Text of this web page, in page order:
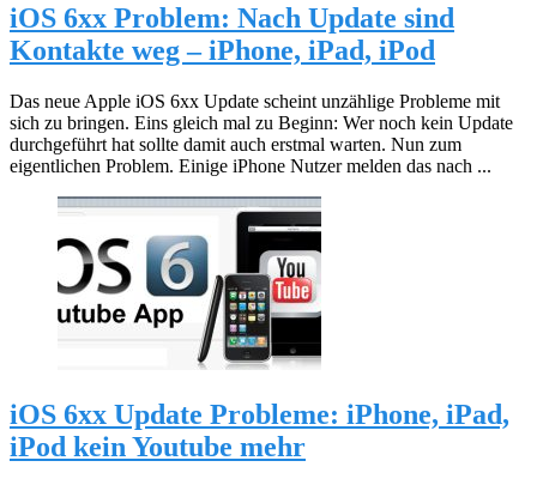
iOS 6xx Problem: Nach Update sind
Kontakte weg – iPhone, iPad, iPod
Das neue Apple iOS 6xx Update scheint unzählige Probleme mit
sich zu bringen. Eins gleich mal zu Beginn: Wer noch kein Update
durchgeführt hat sollte damit auch erstmal warten. Nun zum
eigentlichen Problem. Einige iPhone Nutzer melden das nach ...
iOS 6xx Update Probleme: iPhone, iPad,
iPod kein Youtube mehr